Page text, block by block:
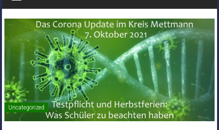
Uncategorized